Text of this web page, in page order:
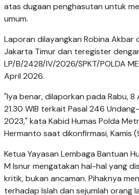
atas dugaan penghasutan untuk
umum.
Laporan dilayangkan Robina Akbar
Jakarta Timur dan teregister
LP/B/2428/IV/2026/SPKT/POLDA
April 2026.
"Iya benar, dilaporkan pada Rabu, 8
21.30 WIB terkait Pasal 246
2023," kata Kabid Humas Polda
Hermanto saat dikonfirmasi, Kamis
Ketua Yayasan Lembaga Bantuan
M Isnur mengatakan hal-hal yang
kritik, bukan ancaman. Pihaknya
terhadap Islah dan sejumlah orang